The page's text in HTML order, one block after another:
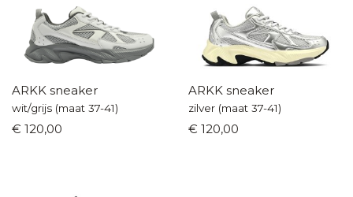
ARKK sneaker
wit/grijs (maat 37-41)
€ 120,00
ARKK sneaker
zilver (maat 37-41)
€ 120,00